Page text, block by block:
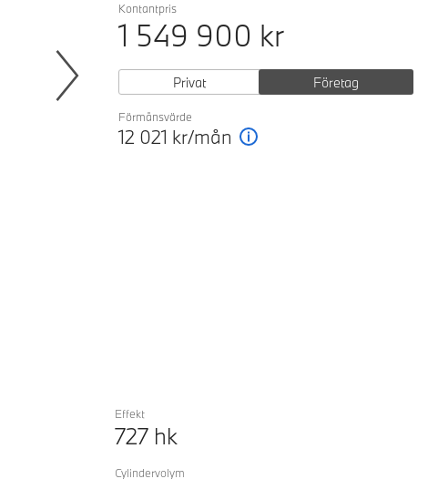
Kontantpris
1 549 900 kr
Privat Företag
Förmånsvärde
12 021 kr/mån
Effekt
727 hk
Cylindervolym